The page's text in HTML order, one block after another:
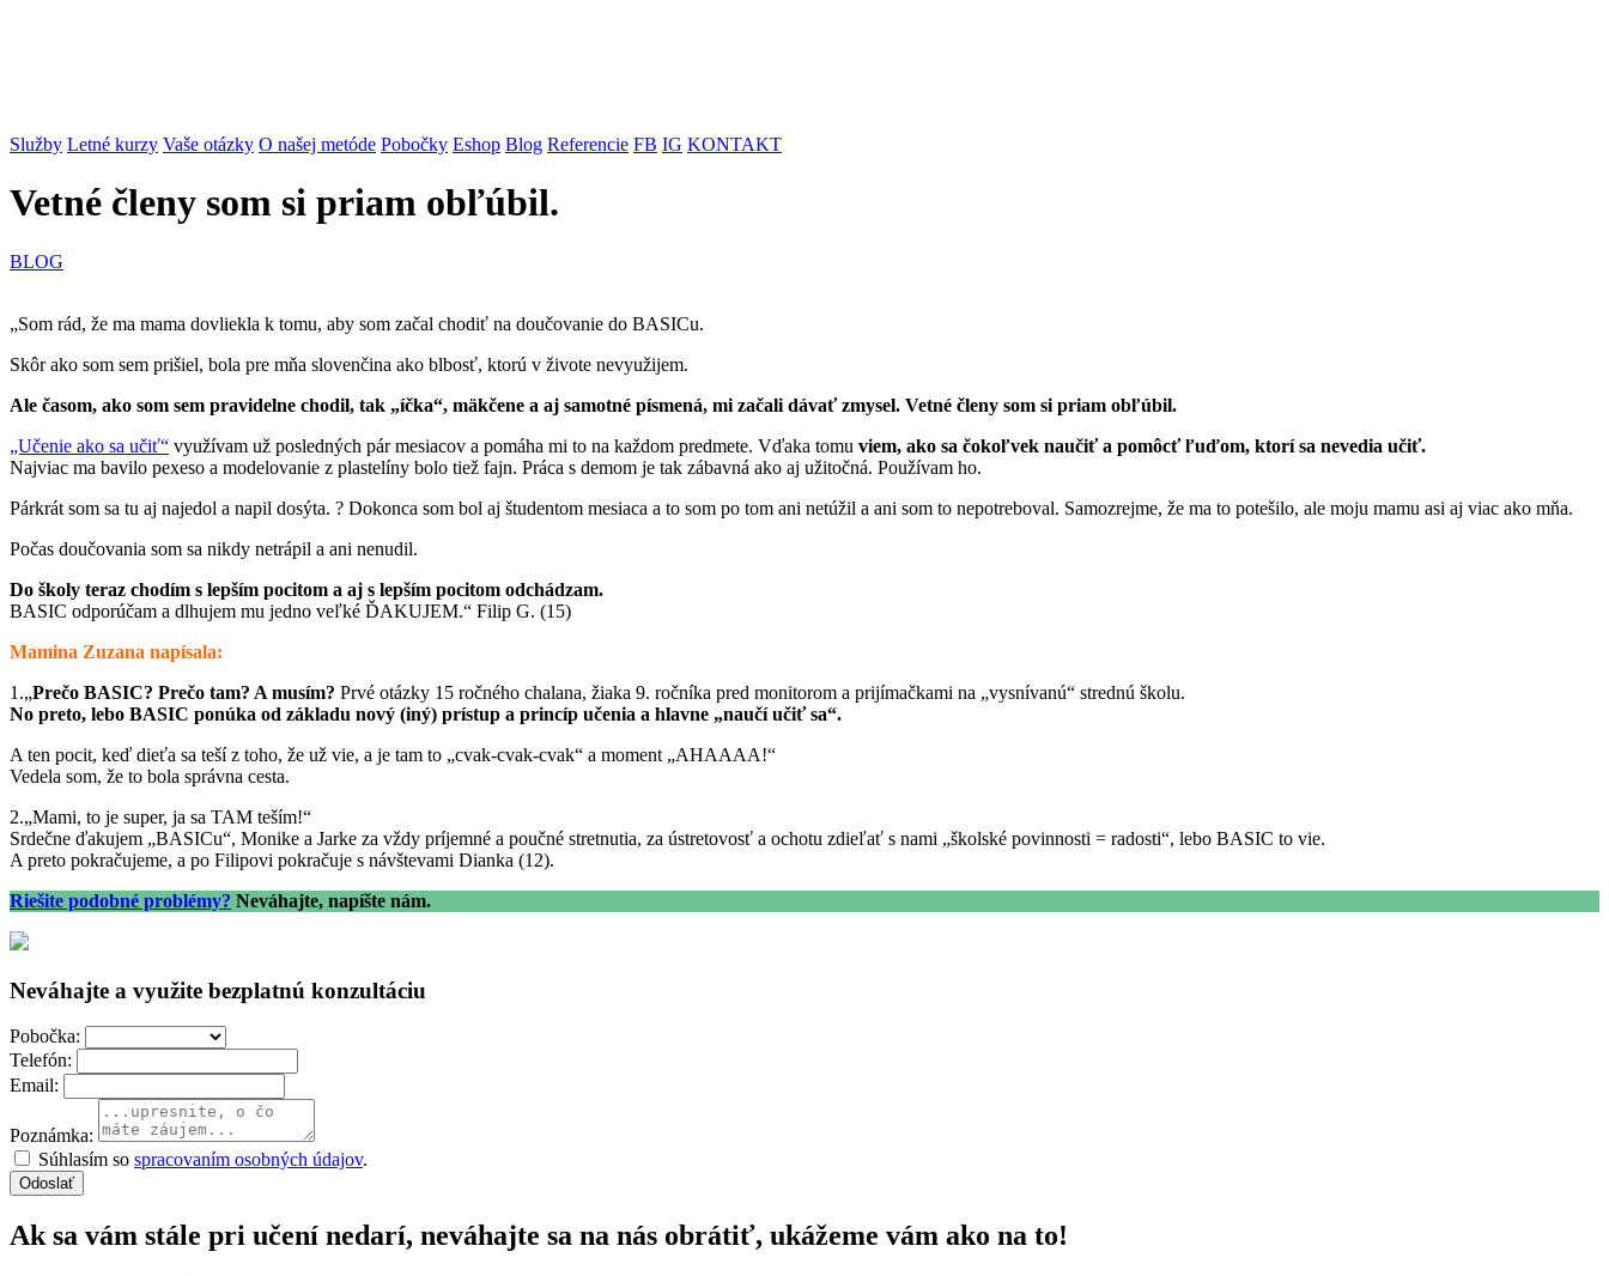
Služby Letné kurzy Vaše otázky O našej metóde Pobočky Eshop Blog Referencie FB IG KONTAKT
Vetné členy som si priam obľúbil.
BLOG
„Som rád, že ma mama dovliekla k tomu, aby som začal chodiť na doučovanie do BASICu.
Skôr ako som sem prišiel, bola pre mňa slovenčina ako blbosť, ktorú v živote nevyužijem.
Ale časom, ako som sem pravidelne chodil, tak „íčka“, mäkčene a aj samotné písmená, mi začali dávať zmysel. Vetné členy som si priam obľúbil.
„Učenie ako sa učiť“ využívam už posledných pár mesiacov a pomáha mi to na každom predmete. Vďaka tomu viem, ako sa čokoľvek naučiť a pomôcť ľuďom, ktorí sa nevedia učiť.
Najviac ma bavilo pexeso a modelovanie z plastelíny bolo tiež fajn. Práca s demom je tak zábavná ako aj užitočná. Používam ho.
Párkrát som sa tu aj najedol a napil dosýta. ? Dokonca som bol aj študentom mesiaca a to som po tom ani netúžil a ani som to nepotreboval. Samozrejme, že ma to potešilo, ale moju mamu asi aj viac ako mňa.
Počas doučovania som sa nikdy netrápil a ani nenudil.
Do školy teraz chodím s lepším pocitom a aj s lepším pocitom odchádzam.
BASIC odporúčam a dlhujem mu jedno veľké ĎAKUJEM.“ Filip G. (15)
Mamina Zuzana napísala:
1.„Prečo BASIC? Prečo tam? A musím? Prvé otázky 15 ročného chalana, žiaka 9. ročníka pred monitorom a prijímačkami na „vysnívanú“ strednú školu.
No preto, lebo BASIC ponúka od základu nový (iný) prístup a princíp učenia a hlavne „naučí učiť sa“.
A ten pocit, keď dieťa sa teší z toho, že už vie, a je tam to „cvak-cvak-cvak“ a moment „AHAAAA!“
Vedela som, že to bola správna cesta.
2.„Mami, to je super, ja sa TAM teším!“
Srdečne ďakujem „BASICu“, Monike a Jarke za vždy príjemné a poučné stretnutia, za ústretovosť a ochotu zdieľať s nami „školské povinnosti = radosti“, lebo BASIC to vie.
A preto pokračujeme, a po Filipovi pokračuje s návštevami Dianka (12).
Riešite podobné problémy? Neváhajte, napíšte nám.
Neváhajte a využite bezplatnú konzultáciu
Pobočka:
Telefón:
Email:
Poznámka:
Súhlasím so spracovaním osobných údajov.
Odoslať
Ak sa vám stále pri učení nedarí, neváhajte sa na nás obrátiť, ukážeme vám ako na to!